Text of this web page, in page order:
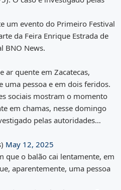
um evento do Primeiro Festival
da Feira Enrique Estrada de
BNO News.
ar quente em Zacatecas,
pessoa e em dois feridos.
sociais mostram o momento
em chamas, nesse domingo
pelas autoridades…
May 12, 2025
que o balão cai lentamente, em
aparentemente, uma pessoa